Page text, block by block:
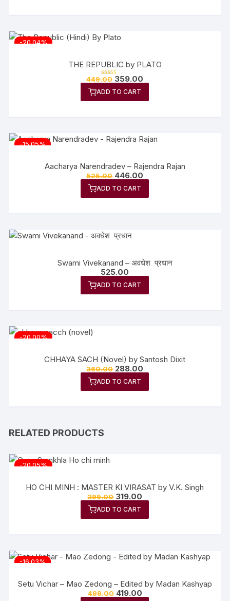
-20.04%
THE REPUBLIC by PLATO
Rated
out of 5
449.00 359.00
ADD TO CART
-15.05%
Aacharya Narendradev – Rajendra Rajan
525.00 446.00
ADD TO CART
Swami Vivekanand – अवधेश प्रधान
525.00
ADD TO CART
-20.00%
CHHAYA SACH (Novel) by Santosh Dixit
360.00 288.00
ADD TO CART
RELATED PRODUCTS
-20.05%
HO CHI MINH : MASTER KI VIRASAT by V.K. Singh
399.00 319.00
ADD TO CART
-16.03%
Setu Vichar – Mao Zedong – Edited by Madan Kashyap
499.00 419.00